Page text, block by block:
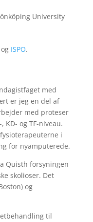
University
ISPO.
med
er jeg en del af
med proteser
og TF-niveau.
i
for nyamputerede.
Quisth forsyningen
skolioser. Det
og
til